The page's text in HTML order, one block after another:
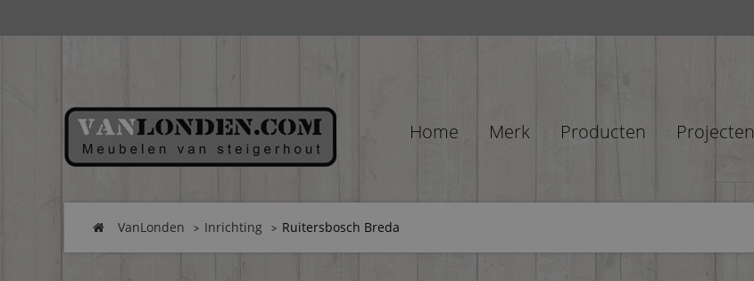
Home Merk Producten Projecten
VanLonden Inrichting Ruitersbosch Breda